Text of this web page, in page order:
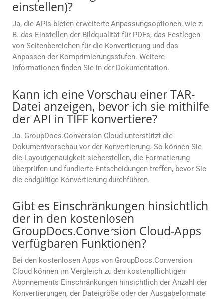
einstellen)?
Ja, die APIs bieten erweiterte Anpassungsoptionen, wie z.
B. das Einstellen der Bildqualität für PDFs, das Festlegen
von Seitenbereichen für die Konvertierung und das
Anpassen der Komprimierungsstufen. Weitere
Informationen finden Sie in der Dokumentation.
Kann ich eine Vorschau einer TAR-
Datei anzeigen, bevor ich sie mithilfe
der API in TIFF konvertiere?
Ja. GroupDocs.Conversion Cloud unterstützt die
Dokumentvorschau vor der Konvertierung. So können Sie
die Layoutgenauigkeit sicherstellen, die Formatierung
überprüfen und fundierte Entscheidungen treffen, bevor Sie
die endgültige Konvertierung durchführen.
Gibt es Einschränkungen hinsichtlich
der in den kostenlosen
GroupDocs.Conversion Cloud-Apps
verfügbaren Funktionen?
Bei den kostenlosen Apps von GroupDocs.Conversion
Cloud können im Vergleich zu den kostenpflichtigen
Abonnements Einschränkungen hinsichtlich der Anzahl der
Konvertierungen, der Dateigröße oder der Ausgabeformate